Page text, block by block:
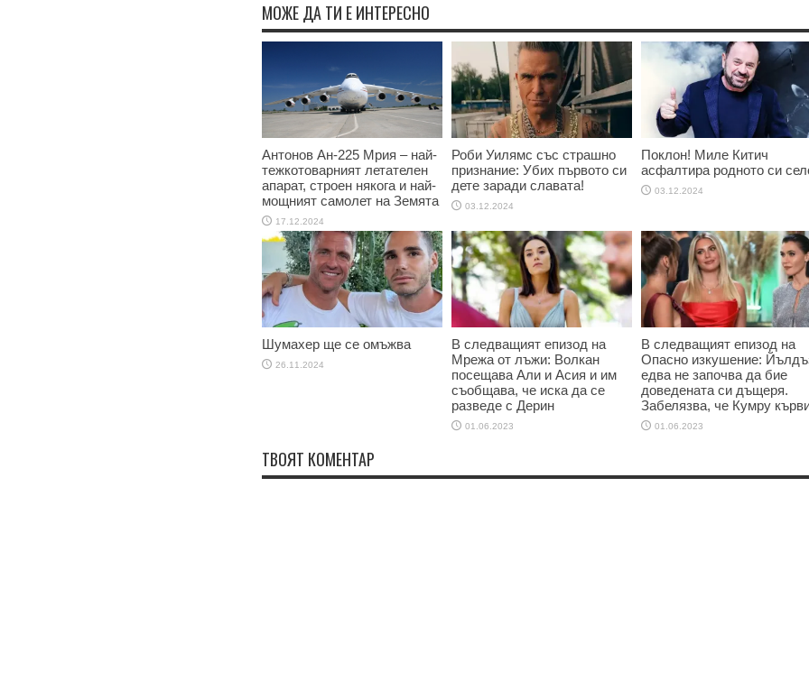
МОЖЕ ДА ТИ Е ИНТЕРЕСНО
Антонов Ан-225 Мрия – най-
тежкотоварният летателен
апарат, строен някога и най-
мощният самолет на Земята
17.12.2024
Роби Уилямс със страшно
признание: Убих първото си
дете заради славата!
03.12.2024
Поклон! Миле Китич
асфалтира родното си
03.12.2024
Шумахер ще се омъжва
26.11.2024
В следващият епизод на
Мрежа от лъжи: Волкан
посещава Али и Асия и им
съобщава, че иска да се
разведе с Дерин
01.06.2023
В следващият епизод на
Опасно изкушение:
едва не започва да бие
доведената си дъщеря.
Забелязва, че Кумру
01.06.2023
ТВОЯТ КОМЕНТАР